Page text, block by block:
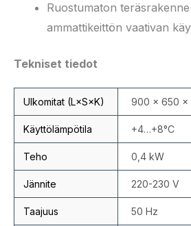
Ruostumaton
ammattikeittön vaativan
Tekniset tiedot
Ulkomitat (L×S×K) 900 × 650 ×
Käyttölämpötila +4…+8°C
Teho 0,4 kW
Jännite 220-230 V
Taajuus 50 Hz